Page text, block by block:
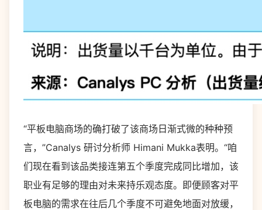
“平板电脑商场的确打破了该商场日渐式微的种种预
言，”Canalys 研讨分析师 Himani Mukka表明。“咱
们现在看到该品类接连第五个季度完成同比增加，该
职业有足够的理由对未来持乐观态度。即便顾客对平
板电脑的需求在往后几个季度不可避免地面对放缓，